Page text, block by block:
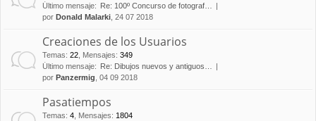
Último mensaje:
Re: 100º Concurso de fotograf…
por Donald Malarki , 24 07 2018
Creaciones de los Usuarios
Temas: 22 Mensajes: 349
Último mensaje:
Re: Dibujos nuevos y antiguos…
por Panzermig , 04 09 2018
Pasatiempos
Temas: 4 Mensajes: 1804